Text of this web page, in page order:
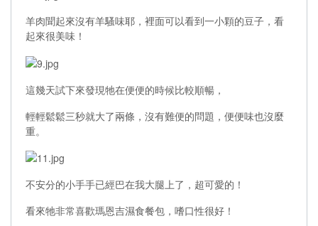
羊肉聞起來沒有羊騷味耶，裡面可以看到一小顆的豆子，看
起來很美味！
這幾天試下來發現牠在便便的時候比較順暢，
輕輕鬆鬆三秒就大了兩條，沒有難便的問題，便便味也沒麼
重。
不安分的小手手已經巴在我大腿上了，超可愛的！
看來牠非常喜歡瑪恩吉濕食餐包，嗜口性很好！